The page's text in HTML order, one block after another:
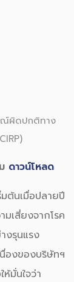
ณ์ผิดปกติทาง
ดาวน์โหลด
ต้นเมื่อปลายปี
เสี่ยงจากโรค
งรุนแรง
งของบริษัทฯ
มั่นใจว่า